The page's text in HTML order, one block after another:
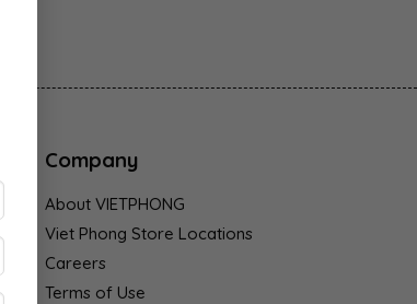
Company
About VIETPHONG
Viet Phong Store Locations
Careers
Terms of Use